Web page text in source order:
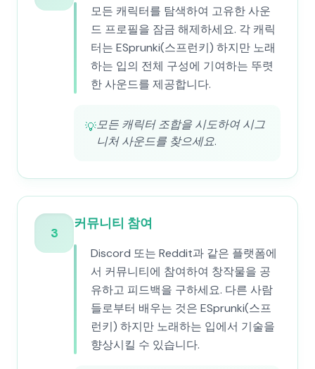
모든 캐릭터를 탐색하여 고유한 사운
드 프로필을 잠금 해제하세요. 각 캐릭
터는 ESprunki(스프런키) 하지만 노래
하는 입의 전체 구성에 기여하는 뚜렷
한 사운드를 제공합니다.
💡모든 캐릭터 조합을 시도하여 시그
니처 사운드를 찾으세요.
3
커뮤니티 참여
Discord 또는 Reddit과 같은 플랫폼에
서 커뮤니티에 참여하여 창작물을 공
유하고 피드백을 구하세요. 다른 사람
들로부터 배우는 것은 ESprunki(스프
런키) 하지만 노래하는 입에서 기술을
향상시킬 수 있습니다.